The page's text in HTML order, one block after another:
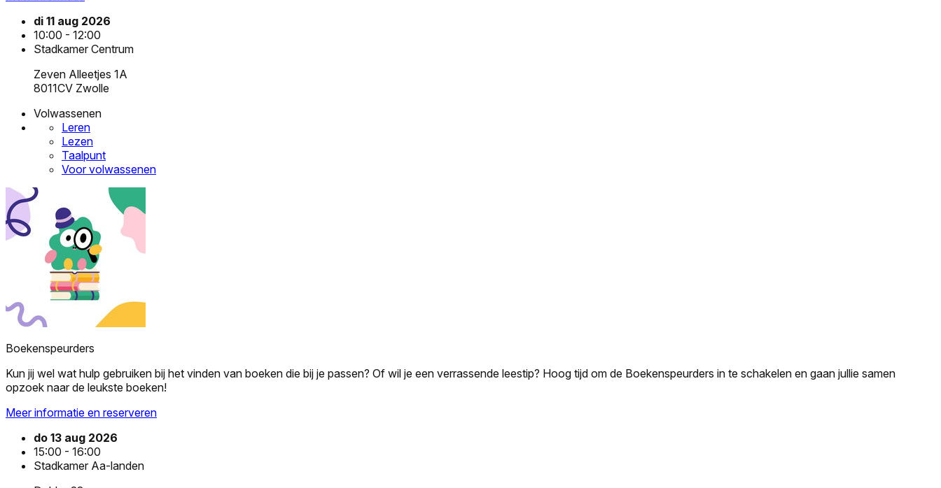
di 11 aug 2026
10:00 - 12:00
Stadkamer Centrum
Zeven Alleetjes 1A
8011CV Zwolle
Volwassenen
Leren
Lezen
Taalpunt
Voor volwassenen
Boekenspeurders
Kun jij wel wat hulp gebruiken bij het vinden van boeken die bij je passen? Of wil je een verrassende leestip? Hoog tijd om de Boekenspeurders in te schakelen en gaan jullie samen
opzoek naar de leukste boeken!
Meer informatie en reserveren
do 13 aug 2026
15:00 - 16:00
Stadkamer Aa-landen